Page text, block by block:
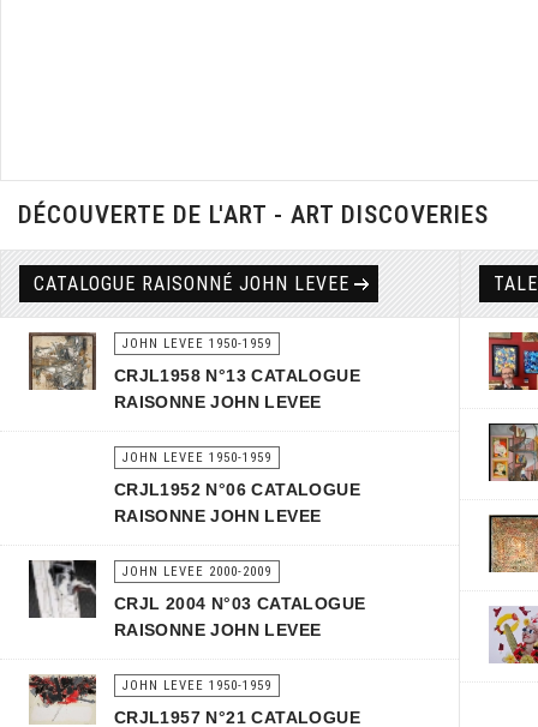
DÉCOUVERTE DE L'ART - ART DISCOVERIES
CATALOGUE RAISONNÉ JOHN LEVEE
JOHN LEVEE 1950-1959
CRJL1958 N°13 CATALOGUE
RAISONNE JOHN LEVEE
JOHN LEVEE 1950-1959
CRJL1952 N°06 CATALOGUE
RAISONNE JOHN LEVEE
JOHN LEVEE 2000-2009
CRJL 2004 N°03 CATALOGUE
RAISONNE JOHN LEVEE
JOHN LEVEE 1950-1959
CRJL1957 N°21 CATALOGUE